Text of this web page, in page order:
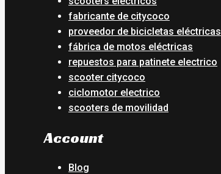
fabricante de citycoco
proveedor de bicicletas eléctricas
fábrica de motos eléctricas
repuestos para patinete electrico
scooter citycoco
ciclomotor electrico
scooters de movilidad
Account
Blog